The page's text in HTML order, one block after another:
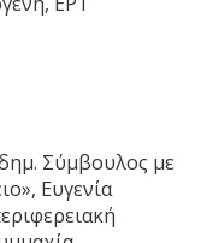
Σύμβουλος με
Ευγενία